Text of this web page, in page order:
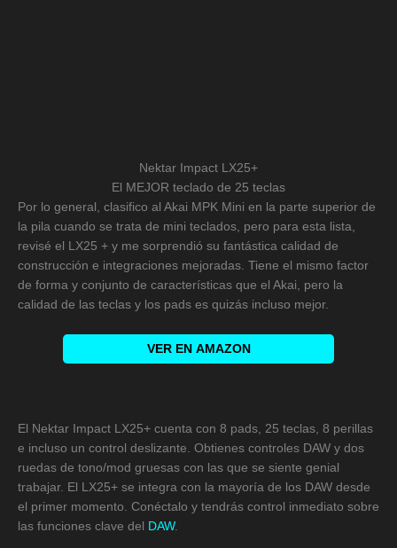
Nektar Impact LX25+
El MEJOR teclado de 25 teclas
Por lo general, clasifico al Akai MPK Mini en la parte superior de
la pila cuando se trata de mini teclados, pero para esta lista,
revisé el LX25 + y me sorprendió su fantástica calidad de
construcción e integraciones mejoradas. Tiene el mismo factor
de forma y conjunto de características que el Akai, pero la
calidad de las teclas y los pads es quizás incluso mejor.
VER EN AMAZON
El Nektar Impact LX25+ cuenta con 8 pads, 25 teclas, 8 perillas
e incluso un control deslizante. Obtienes controles DAW y dos
ruedas de tono/mod gruesas con las que se siente genial
trabajar. El LX25+ se integra con la mayoría de los DAW desde
el primer momento. Conéctalo y tendrás control inmediato sobre
las funciones clave del DAW.